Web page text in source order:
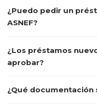
¿Puedo pedir un
ASNEF?
¿Los préstamos
aprobar?
¿Qué documentación